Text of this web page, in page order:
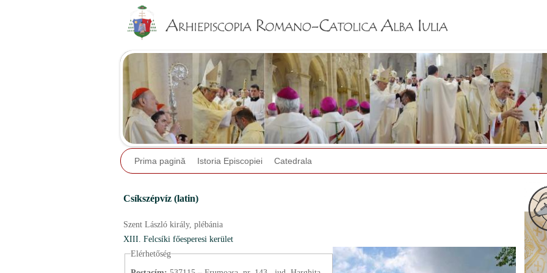
Prima pagină Istoria Episcopiei Catedrala
Csíkszépvíz (latin)
Szent László király, plébánia
XIII. Felcsíki főesperesi kerület
Elérhetőség